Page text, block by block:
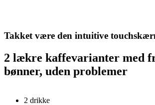
Takket være den intuitive
2 lækre kaffevarianter med
bønner, uden problemer
2 drikke